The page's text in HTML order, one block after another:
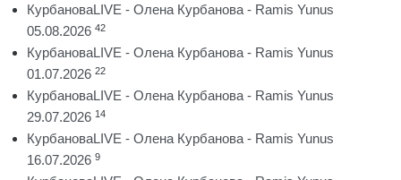
КурбановаLIVE - Олена Курбанова - Ramis Yunus
05.08.2026 42
КурбановаLIVE - Олена Курбанова - Ramis Yunus
01.07.2026 22
КурбановаLIVE - Олена Курбанова - Ramis Yunus
29.07.2026 14
КурбановаLIVE - Олена Курбанова - Ramis Yunus
16.07.2026 9